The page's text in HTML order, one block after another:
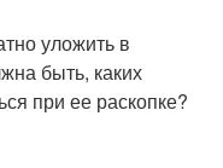
уложить в
быть, каких
при ее раскопке?